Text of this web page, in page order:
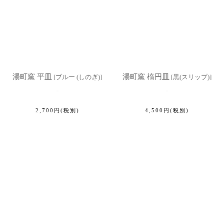
湯町窯 平皿 [ブルー (しのぎ)]
2,700 円 (税別)
湯町窯 楕円皿 [黒(スリップ)]
4,500 円 (税別)